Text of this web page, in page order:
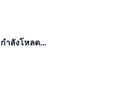
กำลังโหลด…